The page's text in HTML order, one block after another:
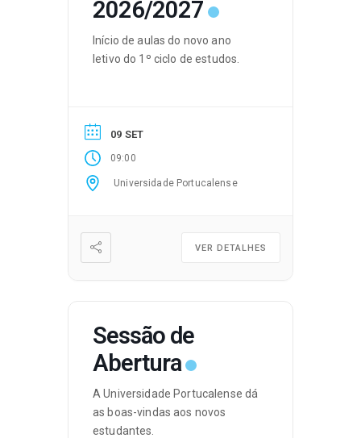
2026/2027
Início de aulas do novo ano
letivo do 1º ciclo de estudos.
09 SET
09:00
Universidade Portucalense
VER DETALHES
Sessão de
Abertura
A Universidade Portucalense dá
as boas-vindas aos novos
estudantes.